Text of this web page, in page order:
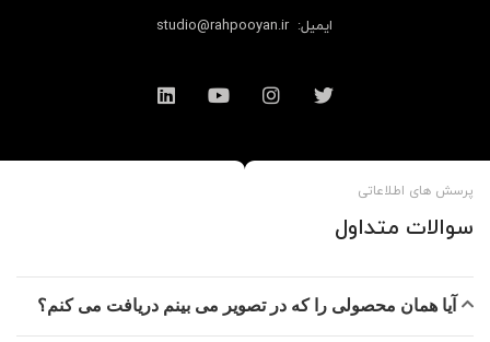
ایمیل: studio@rahpooyan.ir
پرسش های اطلاعاتی
سوالات متداول
آیا همان محصولی را که در تصویر می بینم دریافت می کنم؟